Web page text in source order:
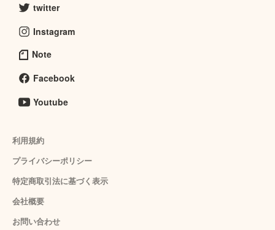
twitter
Instagram
Note
Facebook
Youtube
利用規約
プライバシーポリシー
特定商取引法に基づく表示
会社概要
お問い合わせ